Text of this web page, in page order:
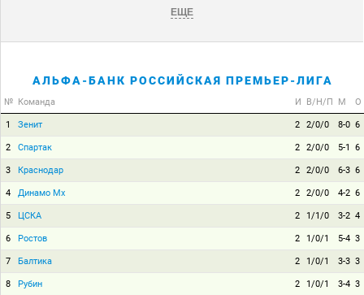
ЕЩЕ
АЛЬФА-БАНК РОССИЙСКАЯ ПРЕМЬЕР-ЛИГА
№ Команда И В/Н/П М О
1 Зенит 2 2/0/0 8-0 6
2 Спартак 2 2/0/0 5-1 6
3 Краснодар 2 2/0/0 6-3 6
4 Динамо Мх 2 2/0/0 4-2 6
5 ЦСКА 2 1/1/0 3-2 4
6 Ростов 2 1/0/1 5-4 3
7 Балтика 2 1/0/1 3-3 3
8 Рубин 2 1/0/1 3-4 3